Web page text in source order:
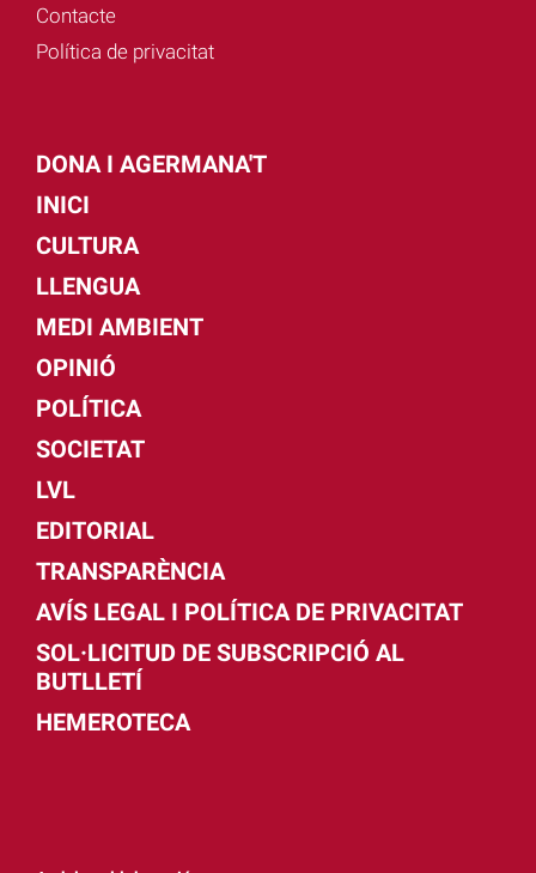
Contacte
Política de privacitat
DONA I AGERMANA'T
INICI
CULTURA
LLENGUA
MEDI AMBIENT
OPINIÓ
POLÍTICA
SOCIETAT
LVL
EDITORIAL
TRANSPARÈNCIA
AVÍS LEGAL I POLÍTICA DE PRIVACITAT
SOL·LICITUD DE SUBSCRIPCIÓ AL
BUTLLETÍ
HEMEROTECA